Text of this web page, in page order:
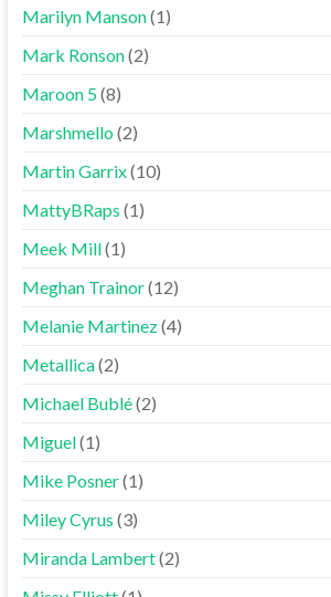
Marilyn Manson(1)
Mark Ronson(2)
Maroon 5(8)
Marshmello(2)
Martin Garrix(10)
MattyBRaps (1)
Meek Mill(1)
Meghan Trainor(12)
Melanie Martinez(4)
Metallica(2)
Michael Bublé(2)
Miguel(1)
Mike Posner(1)
Miley Cyrus (3)
Miranda Lambert(2)